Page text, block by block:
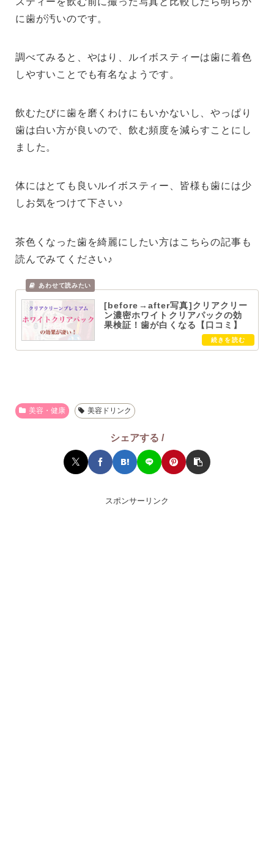
に歯が汚いのです。
調べてみると、やはり、ルイボスティーは歯に着色
しやすいことでも有名なようです。
飲むたびに歯を磨くわけにもいかないし、やっぱり
歯は白い方が良いので、飲む頻度を減らすことにし
ました。
体にはとても良いルイボスティー、皆様も歯には少
しお気をつけて下さい♪
茶色くなった歯を綺麗にしたい方はこちらの記事も
読んでみてください♪
[before→after写真]クリアクリー
ン濃密ホワイトクリアパックの効
果検証！歯が白くなる【口コミ】
美容・健康 美容ドリンク
シェアする /
スポンサーリンク